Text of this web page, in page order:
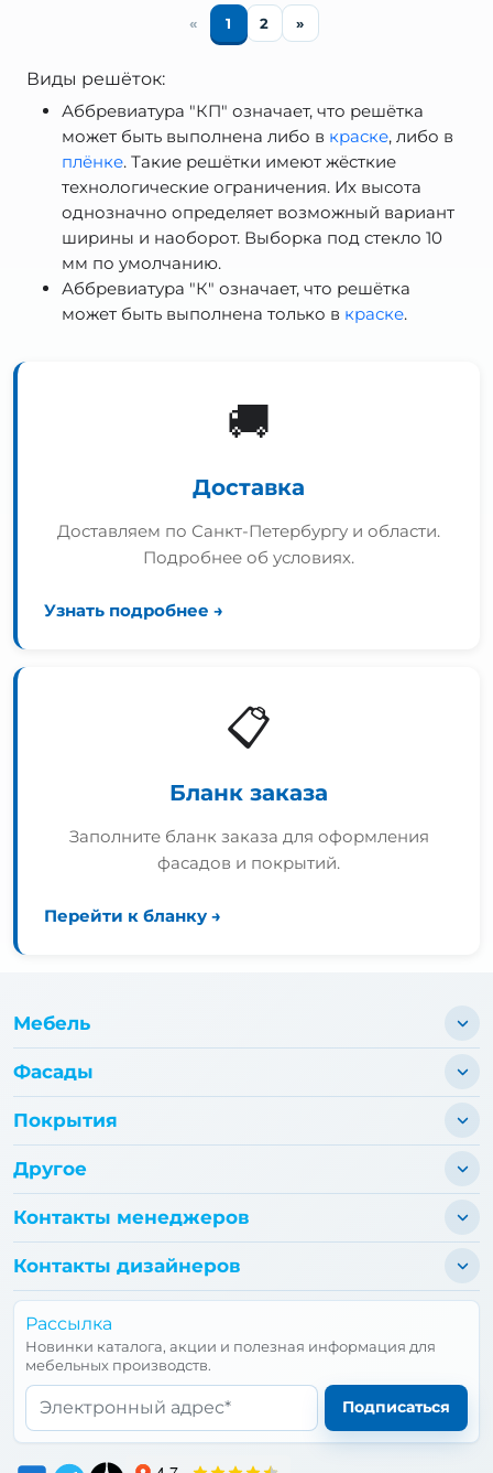
« 1 2 »
Виды решёток:
Аббревиатура "КП" означает, что решётка
может быть выполнена либо в краске, либо в
плёнке. Такие решётки имеют жёсткие
технологические ограничения. Их высота
однозначно определяет возможный вариант
ширины и наоборот. Выборка под стекло 10
мм по умолчанию.
Аббревиатура "К" означает, что решётка
может быть выполнена только в краске.
🚚
Доставка
Доставляем по Санкт-Петербургу и области.
Подробнее об условиях.
Узнать подробнее →
📋
Бланк заказа
Заполните бланк заказа для оформления
фасадов и покрытий.
Перейти к бланку →
Мебель
Фасады
Покрытия
Другое
Контакты менеджеров
Контакты дизайнеров
Рассылка
Новинки каталога, акции и полезная информация для
мебельных производств.
Email* Подписаться